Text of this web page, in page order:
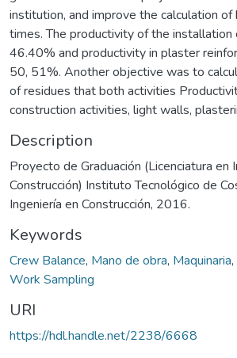
institution, and improve the calculation
times. The productivity of the
46.40% and productivity in plaster
50, 51%. Another objective was to
of residues that both activities
construction activities, light walls,
Description
Proyecto de Graduación (Licenciatura en
Construcción) Instituto Tecnológico de
Ingeniería en Construcción, 2016.
Keywords
Crew Balance, Mano de obra, Maquinaria,
Work Sampling
URI
https://hdl.handle.net/2238/6668